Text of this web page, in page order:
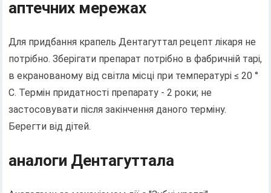
аптечних мережах
Для придбання крапель Дентагуттал рецепт лікаря не
потрібно. Зберігати препарат потрібно в фабричній тарі,
в екранованому від світла місці при температурі ≤ 20 °
С. Термін придатності препарату - 2 роки; не
застосовувати після закінчення даного терміну.
Берегти від дітей.
аналоги Дентагуттала